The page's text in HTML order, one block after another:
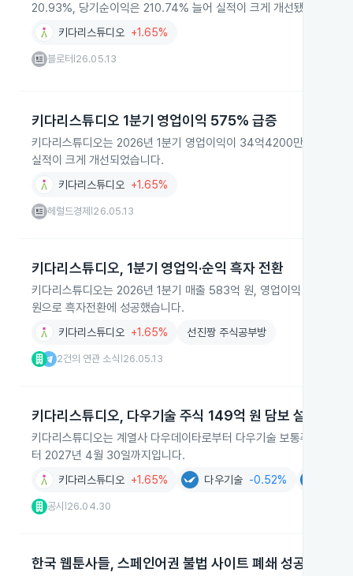
20.93%, 당기순이익은 210.74% 늘어 실적이 크게 개선됐습니다.
키다리스튜디오 +1.65%
블로터 26.05.13
키다리스튜디오 1분기 영업이익 575% 급증
키다리스튜디오는 2026년 1분기 영업이익이 34억4200만원으로
실적이 크게 개선되었습니다.
키다리스튜디오 +1.65%
헤럴드경제 26.05.13
키다리스튜디오, 1분기 영업익·순익 흑자 전환
키다리스튜디오는 2026년 1분기 매출 583억 원, 영업이익 34억
원으로 흑자전환에 성공했습니다.
키다리스튜디오 +1.65% 선진짱 주식공부방
2건의 연관 소식 26.05.13
키다리스튜디오, 다우기술 주식 149억 원 담보 설정
키다리스튜디오는 계열사 다우데이타로부터 다우기술 보통주 100
터 2027년 4월 30일까지입니다.
키다리스튜디오 +1.65% 다우기술 -0.52%
공시 26.04.30
한국 웹툰사들, 스페인어권 불법 사이트 폐쇄 성공